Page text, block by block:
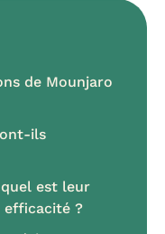
de Mounjaro
ils
est leur
efficacité ?